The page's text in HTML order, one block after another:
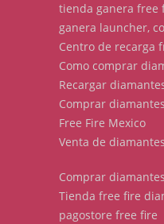
tienda ganera free
ganera launcher,
Centro de recarga
Como comprar
Recargar
Comprar
Free Fire Mexico
Venta de
Comprar
Tienda free fire
pagostore free fire